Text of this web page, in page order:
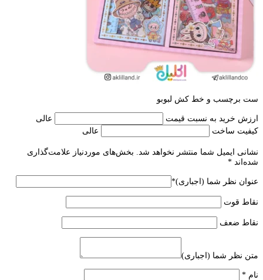
ست برچسب و خط کش لبوبو
ارزش خرید به نسبت قیمت
عالی
کیفیت ساخت
عالی
نشانی ایمیل شما منتشر نخواهد شد.
بخش‌های موردنیاز علامت‌گذاری
شده‌اند *
عنوان نظر شما (اجباری)*
نقاط قوت
نقاط ضعف
متن نظر شما (اجباری)
نام *